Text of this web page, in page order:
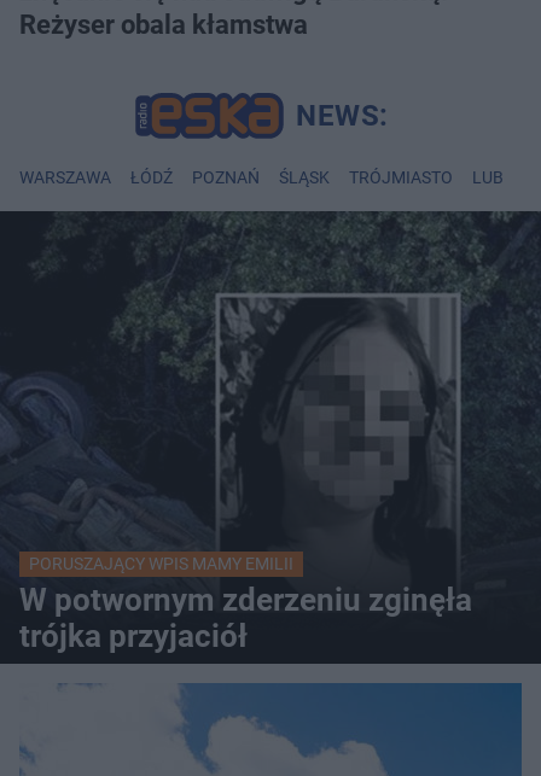
Reżyser obala kłamstwa
WARSZAWA ŁÓDŹ POZNAŃ ŚLĄSK TRÓJMIASTO LUBLIN
PORUSZAJĄCY WPIS MAMY EMILII
W potwornym zderzeniu zginęła
trójka przyjaciół